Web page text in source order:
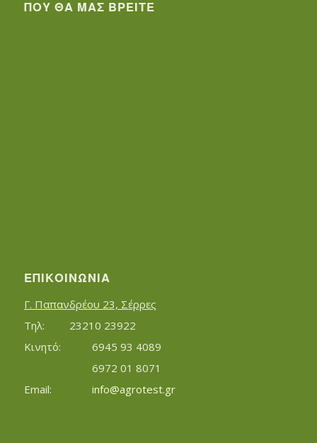
ΠΟΥ ΘΑ ΜΑΣ ΒΡΕΊΤΕ
ΕΠΙΚΟΙΝΩΝΊΑ
Γ. Παπανδρέου 23, Σέρρες
Τηλ:		23210 23922
Κινητό:		6945 93 4089
			6972 01 8071
info@agrotest.gr